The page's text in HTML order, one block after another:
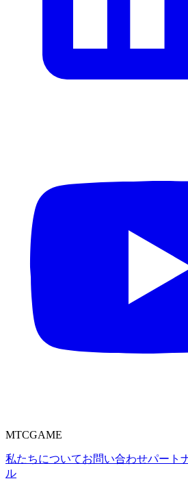
MTCGAME
私たちについてお問い合わせパート
ル